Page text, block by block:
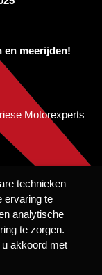
en meerijden!
Motorexperts
technieken
ervaring te
analytische
te zorgen.
u akkoord met